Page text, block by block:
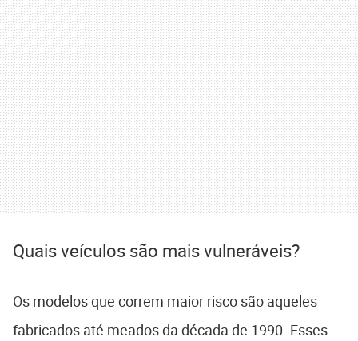
Quais veículos são mais vulneráveis?
Os modelos que correm maior risco são aqueles
fabricados até meados da década de 1990. Esses